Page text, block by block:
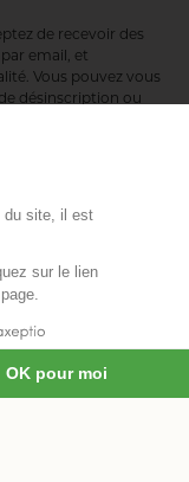
de recevoir des
email, et
. Vous pouvez vous
désinscription ou
:
Modifier les